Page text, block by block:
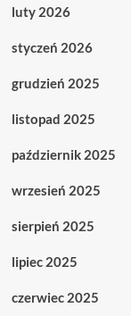
luty 2026
styczeń 2026
grudzień 2025
listopad 2025
październik 2025
wrzesień 2025
sierpień 2025
lipiec 2025
czerwiec 2025